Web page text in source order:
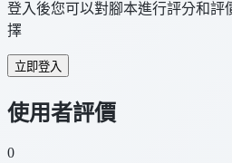
登入後您可以對腳本進行評分和評
擇
立即登入
使用者評價
0